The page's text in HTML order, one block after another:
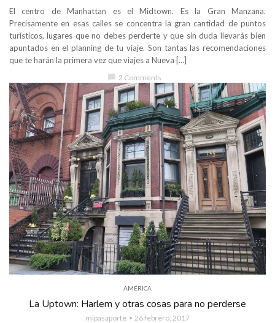
El centro de Manhattan es el Midtown. Es la Gran Manzana.
Precisamente en esas calles se concentra la gran cantidad de puntos
turísticos, lugares que no debes perderte y que sin duda llevarás bien
apuntados en el planning de tu viaje. Son tantas las recomendaciones
que te harán la primera vez que viajes a Nueva […]
2 Comments
AMÉRICA
La Uptown: Harlem y otras cosas para no perderse
mipasaporte 26 febrero, 2017